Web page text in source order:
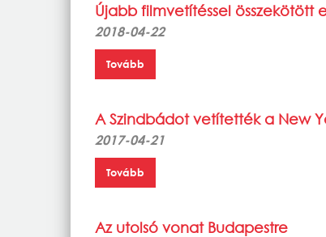
Újabb filmvetítéssel összekötött
2018-04-22
Tovább
A Szindbádot vetítették a New
2017-04-21
Tovább
Az utolsó vonat Budapestre